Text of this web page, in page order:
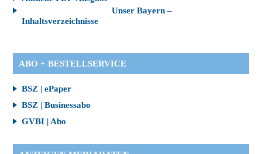
Unser Bayern –
Inhaltsverzeichnisse
ABO + BESTELLSERVICE
BSZ | ePaper
BSZ | Businessabo
GVBI | Abo